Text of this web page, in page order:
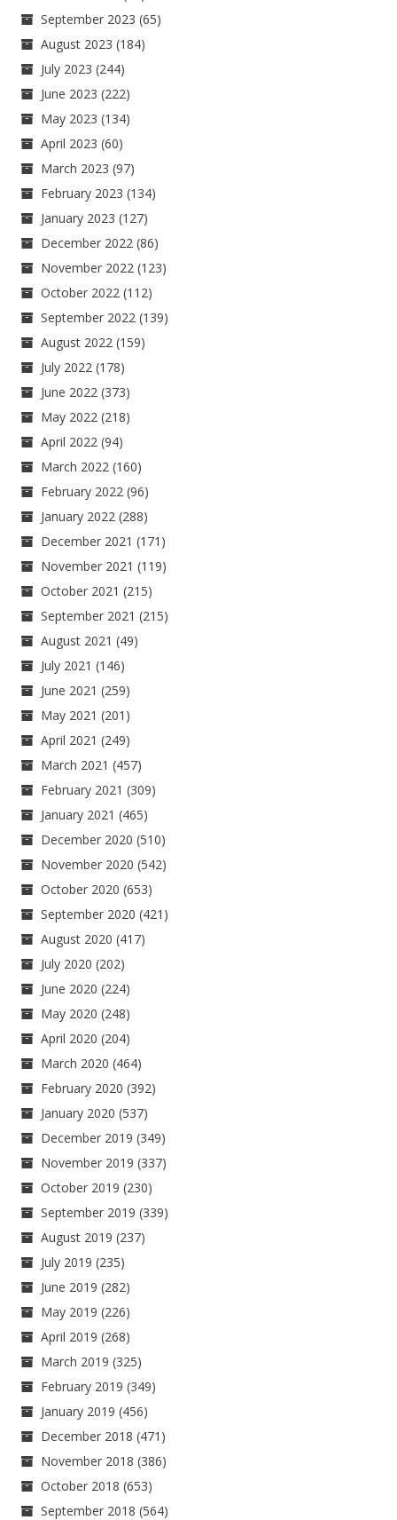
September 2023 (65)
August 2023 (184)
July 2023 (244)
June 2023 (222)
May 2023 (134)
April 2023 (60)
March 2023 (97)
February 2023 (134)
January 2023 (127)
December 2022 (86)
November 2022 (123)
October 2022 (112)
September 2022 (139)
August 2022 (159)
July 2022 (178)
June 2022 (373)
May 2022 (218)
April 2022 (94)
March 2022 (160)
February 2022 (96)
January 2022 (288)
December 2021 (171)
November 2021 (119)
October 2021 (215)
September 2021 (215)
August 2021 (49)
July 2021 (146)
June 2021 (259)
May 2021 (201)
April 2021 (249)
March 2021 (457)
February 2021 (309)
January 2021 (465)
December 2020 (510)
November 2020 (542)
October 2020 (653)
September 2020 (421)
August 2020 (417)
July 2020 (202)
June 2020 (224)
May 2020 (248)
April 2020 (204)
March 2020 (464)
February 2020 (392)
January 2020 (537)
December 2019 (349)
November 2019 (337)
October 2019 (230)
September 2019 (339)
August 2019 (237)
July 2019 (235)
June 2019 (282)
May 2019 (226)
April 2019 (268)
March 2019 (325)
February 2019 (349)
January 2019 (456)
December 2018 (471)
November 2018 (386)
October 2018 (653)
September 2018 (564)